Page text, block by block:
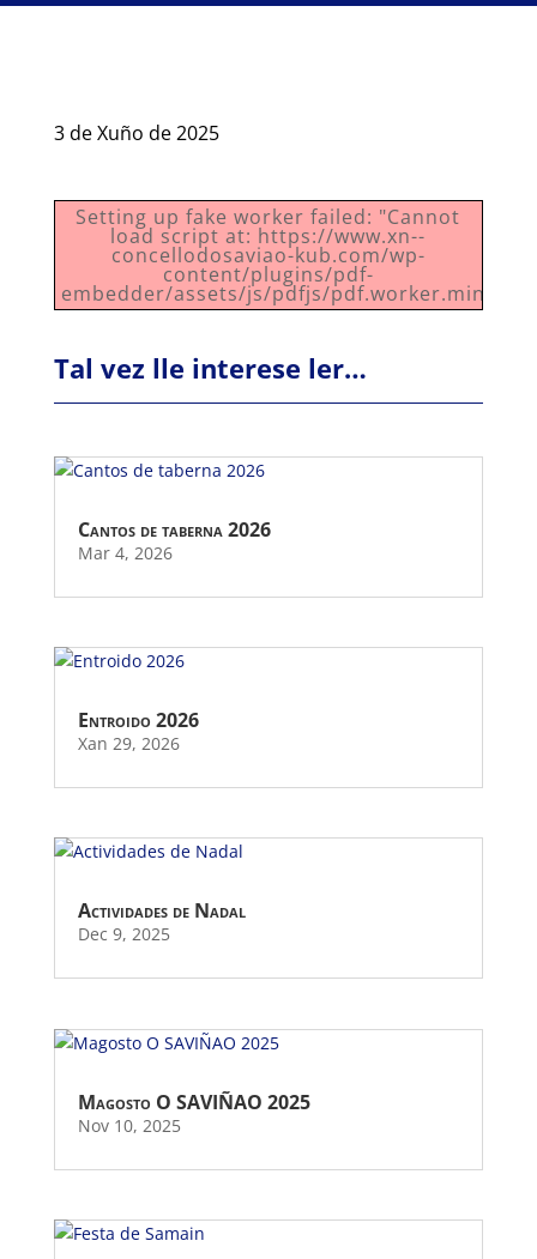
3 de Xuño de 2025
Setting up fake worker failed: "Cannot
load script at: https://www.xn--
concellodosaviao-kub.com/wp-
content/plugins/pdf-
embedder/assets/js/pdfjs/pdf.worker.min.js".
Tal vez lle interese ler…
Cantos de taberna 2026
Mar 4, 2026
Entroido 2026
Xan 29, 2026
Actividades de Nadal
Dec 9, 2025
Magosto O SAVIÑAO 2025
Nov 10, 2025